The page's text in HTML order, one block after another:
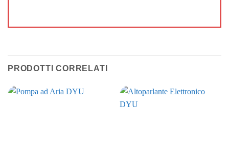
PRODOTTI CORRELATI